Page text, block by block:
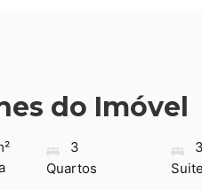
do Imóvel
3
Quartos
3